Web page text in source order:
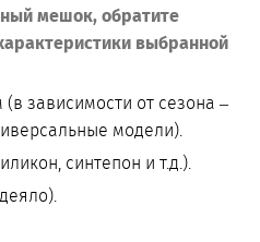
мешок, обратите
выбранной
зависимости от сезона –
модели).
синтепон и т.д.).